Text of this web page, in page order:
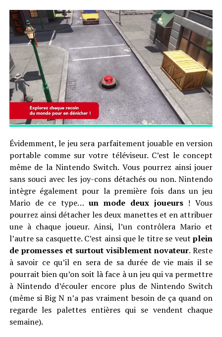
Évidemment, le jeu sera parfaitement jouable en version
portable comme sur votre téléviseur. C’est le concept
même de la Nintendo Switch. Vous pourrez ainsi jouer
sans souci avec les joy-cons détachés ou non. Nintendo
intègre également pour la première fois dans un jeu
Mario de ce type…un mode deux joueurs! Vous
pourrez ainsi détacher les deux manettes et en attribuer
une à chaque joueur. Ainsi, l’un contrôlera Mario et
l’autre sa casquette. C’est ainsi que le titre se veut plein
de promesses et surtout visiblement novateur. Reste
à savoir ce qu’il en sera de sa durée de vie mais il se
pourrait bien qu’on soit là face à un jeu qui va permettre
à Nintendo d’écouler encore plus de Nintendo Switch
(même si Big N n’a pas vraiment besoin de ça quand on
regarde les palettes entières qui se vendent chaque
semaine).